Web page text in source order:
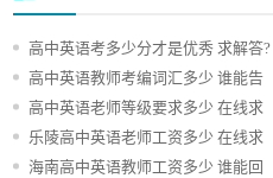
高中英语考多少分才是优秀 求解答?
高中英语教师考编词汇多少 谁能告
高中英语老师等级要求多少 在线求
乐陵高中英语老师工资多少 在线求
海南高中英语教师工资多少 谁能回